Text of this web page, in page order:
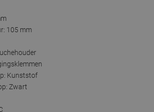
105 mm
Kunststof
Zwart